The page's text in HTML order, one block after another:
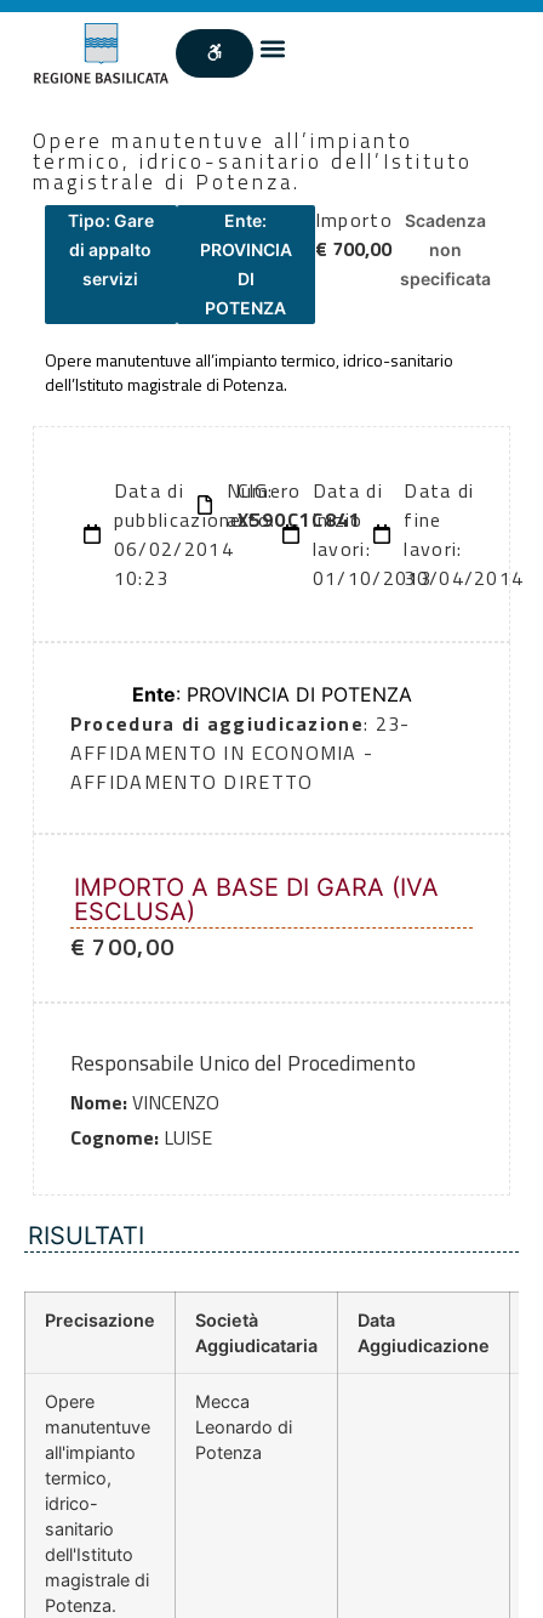
Opere manutentuve all’impianto
termico, idrico-sanitario dell’Istituto
magistrale di Potenza.
Tipo: Gare
di appalto
servizi
Ente:
PROVINCIA
DI
POTENZA
Importo
€ 700,00
Scadenza
non
specificata
Opere manutentuve all’impianto termico, idrico-sanitario
dell’Istituto magistrale di Potenza.
Data di
pubblicazione:
06/02/2014
10:23
Numero
atto:
CIG:
X590C1C841
Data di
inizio
lavori:
01/10/2013
Data di
fine
lavori:
30/04/2014
Ente: PROVINCIA DI POTENZA
Procedura di aggiudicazione: 23-
AFFIDAMENTO IN ECONOMIA -
AFFIDAMENTO DIRETTO
IMPORTO A BASE DI GARA (IVA
ESCLUSA)
€ 700,00
Responsabile Unico del Procedimento
Nome:VINCENZO
Cognome:LUISE
RISULTATI
Precisazione
Società
Aggiudicataria
Data
Aggiudicazione
Opere
manutentuve
all'impianto
termico,
idrico-
sanitario
dell'Istituto
magistrale di
Potenza.
Mecca
Leonardo di
Potenza